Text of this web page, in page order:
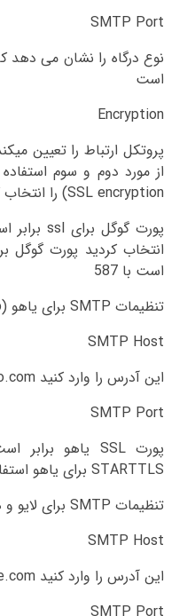
SMTP Port
نوع درگاه را نشان می دهد
است
Encryption
پروتکل ارتباط را تعیین
SSL encryption) را انتخاب کردید .
است با 587
تنظیمات SMTP برای یاهو (Yahoo)
SMTP Host
این آدرس را وارد کنید smtp.mail.yahoo.com
SMTP Port
STARTTLS برای یاهو استفاده نکنید
تنظیمات SMTP برای لایو و هات میل (Hotmail و Live)
SMTP Host
این آدرس را وارد کنید smtp.live.com